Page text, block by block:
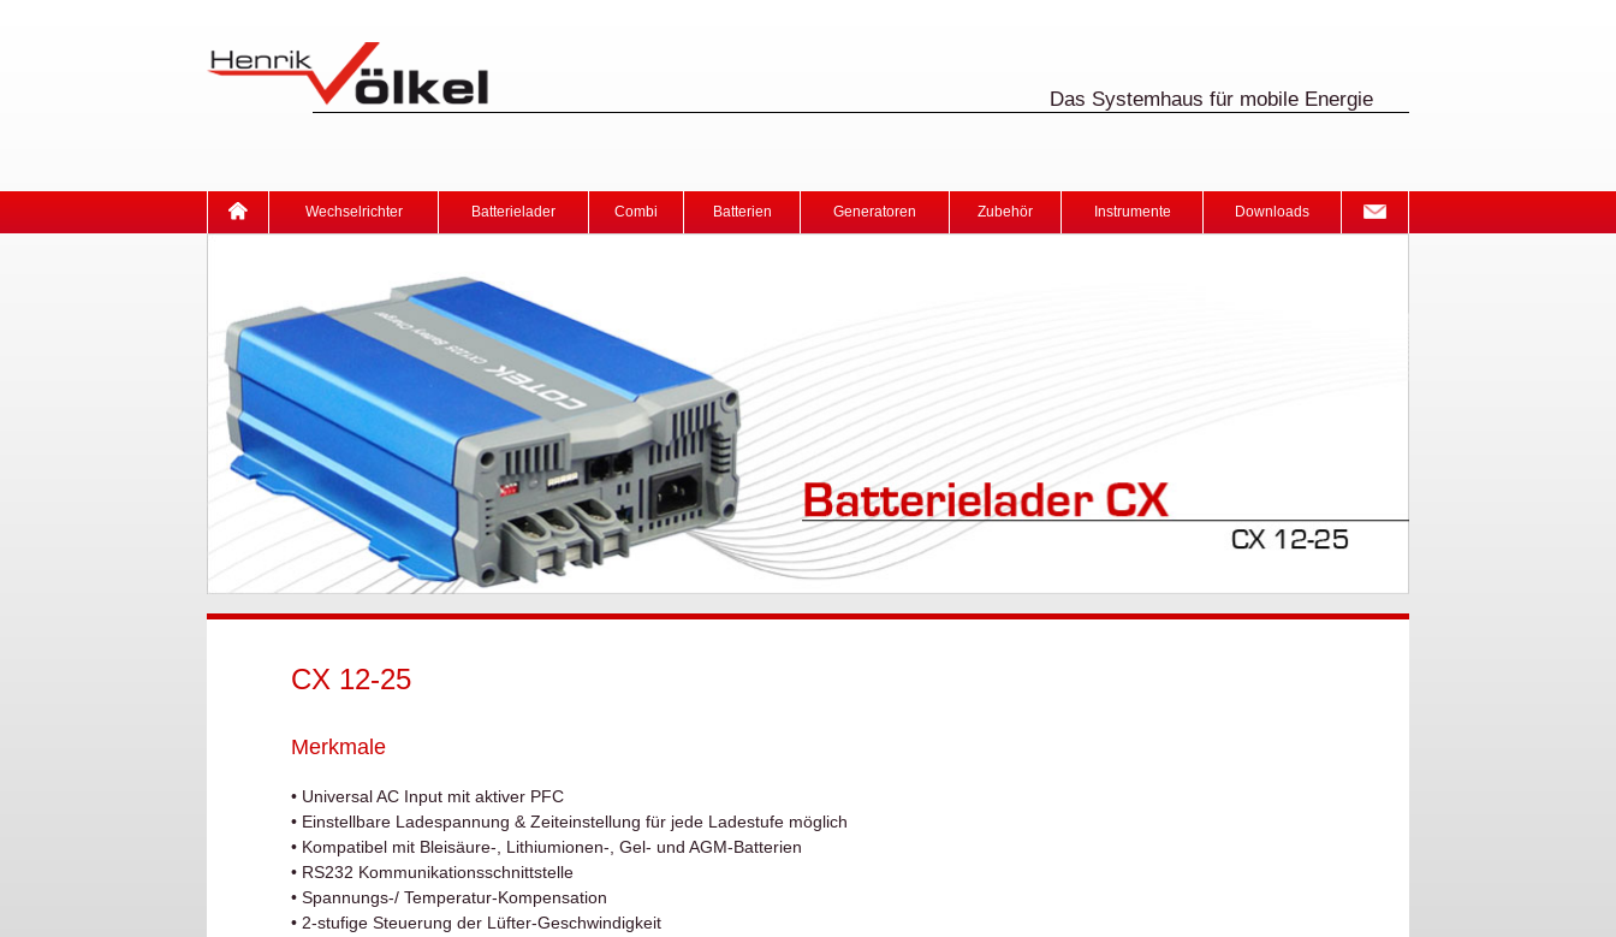
Das Systemhaus für mobile Energie
Wechselrichter Batterielader Combi Batterien Generatoren Zubehör Instrumente Downloads
CX 12-25
Merkmale
• Universal AC Input mit aktiver PFC
• Einstellbare Ladespannung & Zeiteinstellung für jede Ladestufe möglich
• Kompatibel mit Bleisäure-, Lithiumionen-, Gel- und AGM-Batterien
• RS232 Kommunikationsschnittstelle
• Spannungs-/ Temperatur-Kompensation
• 2-stufige Steuerung der Lüfter-Geschwindigkeit